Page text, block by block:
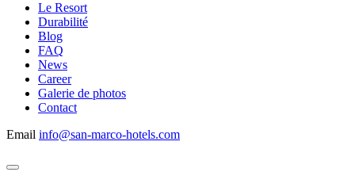
Le Resort
Durabilité
Blog
FAQ
News
Career
Galerie de photos
Contact
Email info@san-marco-hotels.com